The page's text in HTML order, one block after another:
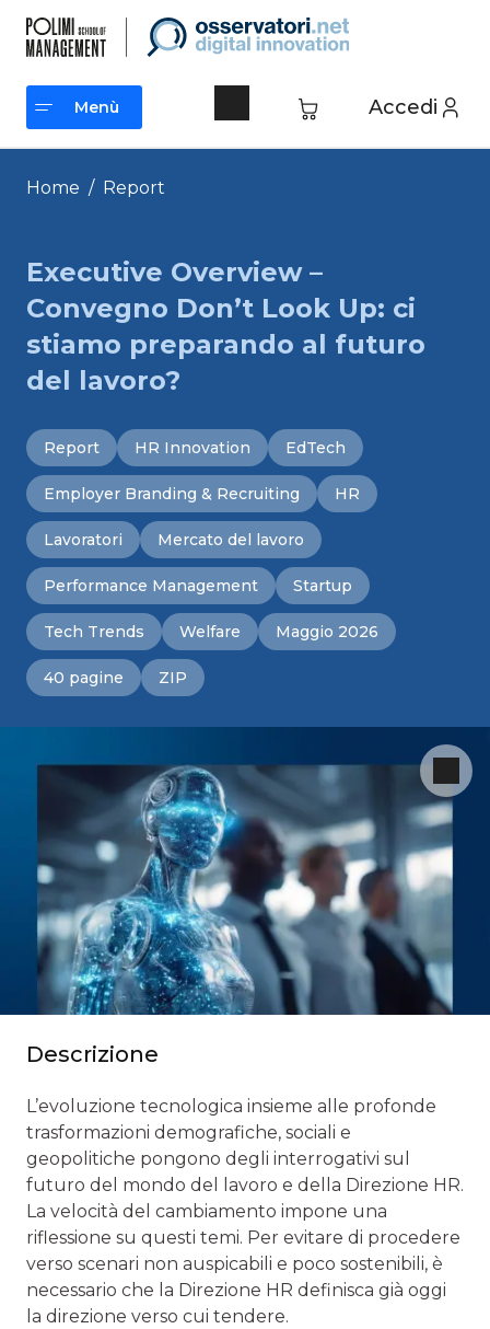
contenuto
Accedi
Menù
Menù
Home / Report
Executive Overview –
Convegno Don’t Look Up: ci
stiamo preparando al futuro
del lavoro?
Report HR Innovation EdTech
Employer Branding & Recruiting HR
Lavoratori Mercato del lavoro
Performance Management Startup
Tech Trends Welfare Maggio 2026
40 pagine ZIP
Descrizione
L’evoluzione tecnologica insieme alle profonde
trasformazioni demografiche, sociali e
geopolitiche pongono degli interrogativi sul
futuro del mondo del lavoro e della Direzione HR.
La velocità del cambiamento impone una
riflessione su questi temi. Per evitare di procedere
verso scenari non auspicabili e poco sostenibili, è
necessario che la Direzione HR definisca già oggi
la direzione verso cui tendere.